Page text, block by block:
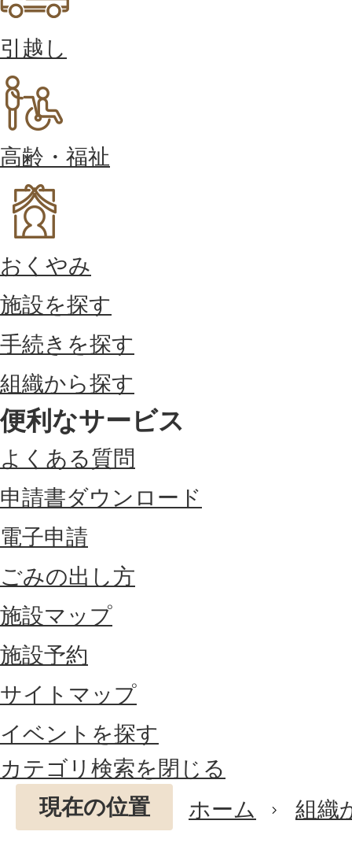
引越し
高齢・福祉
おくやみ
施設を探す
手続きを探す
組織から探す
便利なサービス
よくある質問
申請書ダウンロード
電子申請
ごみの出し方
施設マップ
施設予約
サイトマップ
イベントを探す
カテゴリ検索を閉じる
現在の位置
ホーム 組織